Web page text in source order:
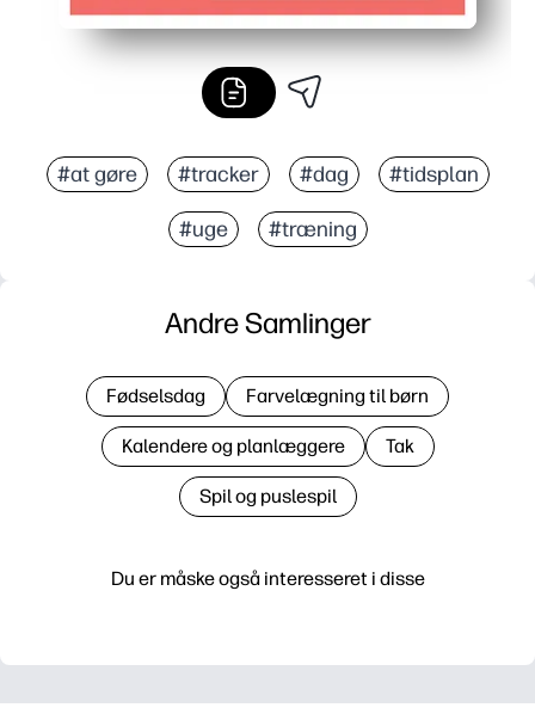
#at gøre #tracker #dag #tidsplan
#uge #træning
Du er måske også interesseret i disse
Andre Samlinger
Fødselsdag Farvelægning til børn
Kalendere og planlæggere Tak
Spil og puslespil